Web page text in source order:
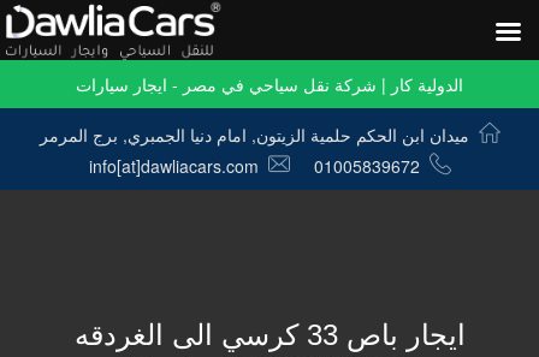
الدولية كار | شركة نقل سياحي في مصر - ايجار سيارات
ميدان ابن الحكم حلمية الزيتون, امام دنيا الجمبري, برج المرمر
01005839672
info[at]dawliacars.com
ايجار باص 33 كرسي الى الغردقه